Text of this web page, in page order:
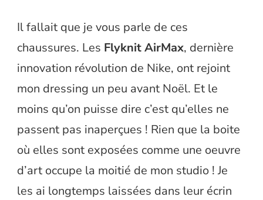
Il fallait que je vous parle de ces
chaussures. Les Flyknit AirMax, dernière
innovation révolution de Nike, ont rejoint
mon dressing un peu avant Noël. Et le
moins qu’on puisse dire c’est qu’elles ne
passent pas inaperçues ! Rien que la boite
où elles sont exposées comme une oeuvre
d’art occupe la moitié de mon studio ! Je
les ai longtemps laissées dans leur écrin